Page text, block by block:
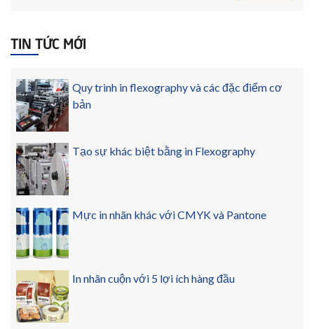
TIN TỨC MỚI
Quy trình in flexography và các đặc điểm cơ
bản
Tạo sự khác biệt bằng in Flexography
Mực in nhãn khác với CMYK và Pantone
In nhãn cuộn với 5 lợi ích hàng đầu